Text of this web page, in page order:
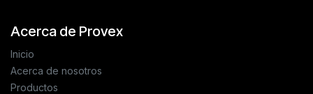
Acerca de Provex
Inicio
Acerca de nosotros
Productos